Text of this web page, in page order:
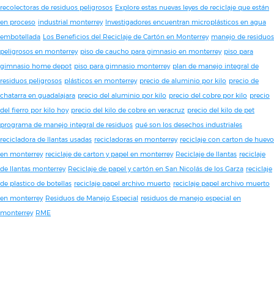
recolectoras de residuos peligrosos Explore estas nuevas leyes de reciclaje que están
en proceso industrial monterrey Investigadores encuentran microplásticos en agua
embotellada Los Beneficios del Reciclaje de Cartón en Monterrey manejo de residuos
peligrosos en monterrey piso de caucho para gimnasio en monterrey piso para
gimnasio home depot piso para gimnasio monterrey plan de manejo integral de
residuos peligrosos plásticos en monterrey precio de aluminio por kilo precio de
chatarra en guadalajara precio del aluminio por kilo precio del cobre por kilo precio
del fierro por kilo hoy precio del kilo de cobre en veracruz precio del kilo de pet
programa de manejo integral de residuos qué son los desechos industriales
recicladora de llantas usadas recicladoras en monterrey reciclaje con carton de huevo
en monterrey reciclaje de carton y papel en monterrey Reciclaje de llantas reciclaje
de llantas monterrey Reciclaje de papel y cartón en San Nicolás de los Garza reciclaje
de plastico de botellas reciclaje papel archivo muerto reciclaje papel archivo muerto
en monterrey Residuos de Manejo Especial residuos de manejo especial en
monterrey RME